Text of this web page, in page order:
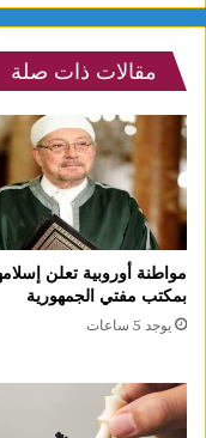
مقالات ذات صلة
مواطنة أوروبية تعلن
بمكتب مفتي الجمهورية
يوجد 5 ساعات